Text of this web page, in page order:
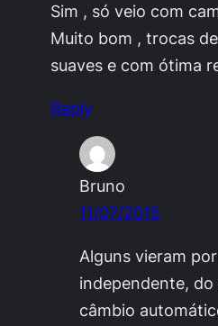
Sim , só veio com
Muito bom , trocas
suaves e com ótima
Reply
Bruno
11/07/2015
Alguns vieram
independente,
câmbio